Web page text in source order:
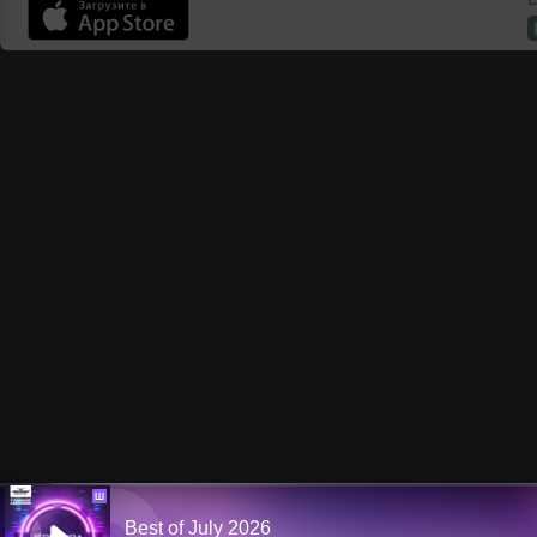
Ш
Best of July 2026